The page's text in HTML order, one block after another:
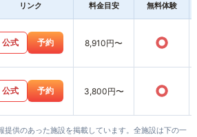
リンク 料金目安 無料体験
公式 予約 8,910円〜 ○
公式 予約 3,800円〜 ○
提供のあった施設を掲載しています。全施設は下の一